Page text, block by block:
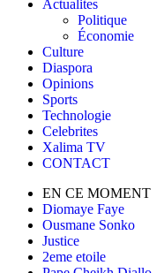
Actualites
Politique
Économie
Culture
Diaspora
Opinions
Sports
Technologie
Celebrites
Xalima TV
CONTACT
EN CE MOMENT
Diomaye Faye
Ousmane Sonko
Justice
2eme etoile